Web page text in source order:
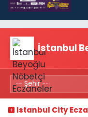
İstanbul
Istanbul City